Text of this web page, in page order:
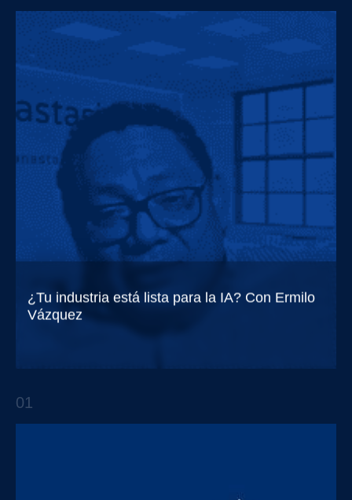
¿Tu industria está lista para la IA? Con Ermilo
Vázquez
Trendsetters EP.7 Con Ermilo Vázquez
01